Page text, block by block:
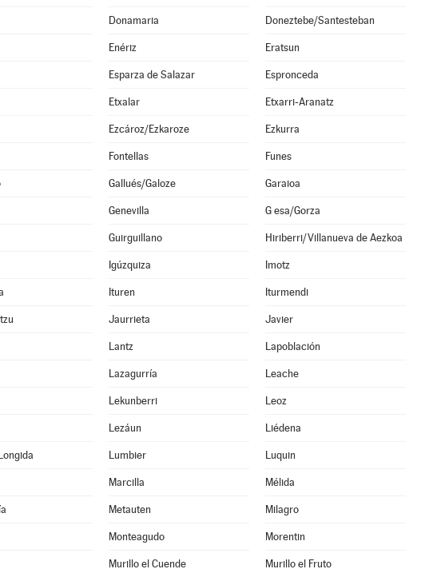
Donamaria Doneztebe/Santesteban
Enériz Eratsun
Esparza de Salazar Espronceda
Etxalar Etxarri-Aranatz
Ezcároz/Ezkaroze Ezkurra
Fontellas Funes
Gallués/Galoze Garaioa
Genevilla G esa/Gorza
Guirguillano Hiriberri/Villanueva de Aezkoa
Igúzquiza Imotz
Ituren Iturmendi
Jaurrieta Javier
Lantz Lapoblación
Lazagurría Leache
Lekunberri Leoz
Lezáun Liédena
Lumbier Luquin
Marcilla Mélida
Metauten Milagro
Monteagudo Morentin
Murillo el Cuende Murillo el Fruto